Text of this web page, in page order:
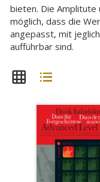
bieten. Die Amplitute
möglich, dass die
angepasst, mit
aufführbar sind.